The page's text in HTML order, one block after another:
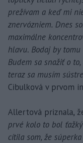
prežívam a keď mi
znervózniem. Dnes
maximálne
hlavu. Bodaj by
Budem sa snažiť o
teraz sa musím
Cibulková v prvom
Allertová priznala,
prvé kolo to bol
cítila som, že